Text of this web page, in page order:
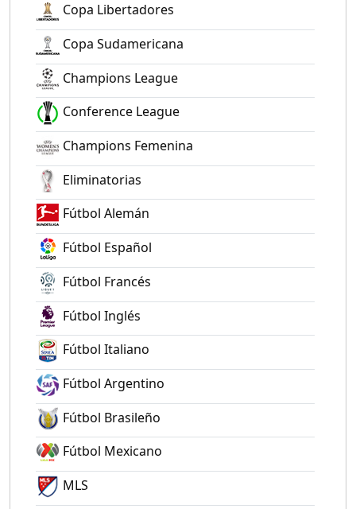
Copa Libertadores
Copa Sudamericana
Champions League
Conference League
Champions Femenina
Eliminatorias
Fútbol Alemán
Fútbol Español
Fútbol Francés
Fútbol Inglés
Fútbol Italiano
Fútbol Argentino
Fútbol Brasileño
Fútbol Mexicano
MLS